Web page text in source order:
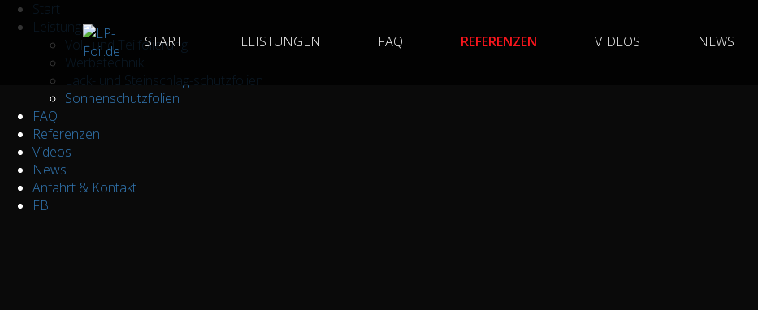
Start
Leistungen
Voll- und Teilfolierung
Werbetechnik
Lack- und Steinschlag-schutzfolien
Sonnenschutzfolien
FAQ
Referenzen
Videos
News
Anfahrt & Kontakt
FB
START LEISTUNGEN FAQ REFERENZEN VIDEOS NEWS